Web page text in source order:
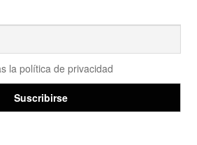
la política de privacidad